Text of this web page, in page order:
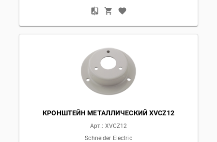
КРОНШТЕЙН МЕТАЛЛИЧЕСКИЙ XVCZ12
Арт.: XVCZ12
Schneider Electric